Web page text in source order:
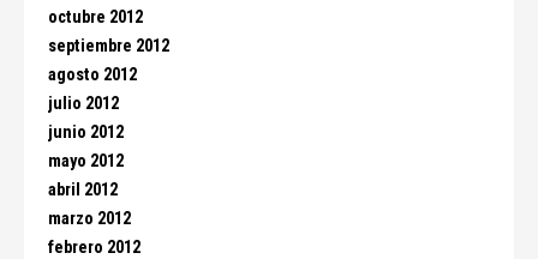
octubre 2012
septiembre 2012
agosto 2012
julio 2012
junio 2012
mayo 2012
abril 2012
marzo 2012
febrero 2012